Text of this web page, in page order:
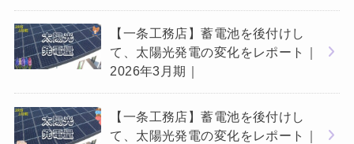
【一条工務店】蓄電池を後付けし
て、太陽光発電の変化をレポート｜
2026年3月期｜
【一条工務店】蓄電池を後付けし
て、太陽光発電の変化をレポート｜